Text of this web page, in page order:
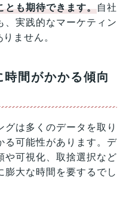
とも期待できます。自社
、実践的なマーケティン
ません。
間がかかる傾向
は多くのデータを取り
る可能性があります。デ
や可視化、取捨選択など
膨大な時間を要するでし